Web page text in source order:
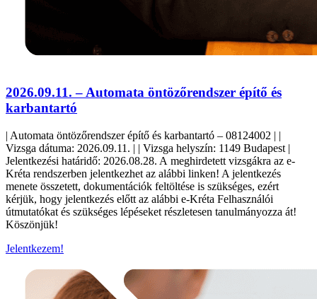
2026.09.11. – Automata öntözőrendszer építő és
karbantartó
| Automata öntözőrendszer építő és karbantartó – 08124002 | |
Vizsga dátuma: 2026.09.11. | | Vizsga helyszín: 1149 Budapest |
Jelentkezési határidő: 2026.08.28. A meghirdetett vizsgákra az e-
Kréta rendszerben jelentkezhet az alábbi linken! A jelentkezés
menete összetett, dokumentációk feltöltése is szükséges, ezért
kérjük, hogy jelentkezés előtt az alábbi e-Kréta Felhasználói
útmutatókat és szükséges lépéseket részletesen tanulmányozza át!
Köszönjük!
Jelentkezem!